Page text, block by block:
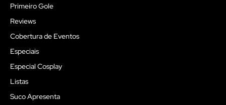
Primeiro Gole
Reviews
Cobertura de Eventos
Especiais
Especial Cosplay
Listas
Suco Apresenta